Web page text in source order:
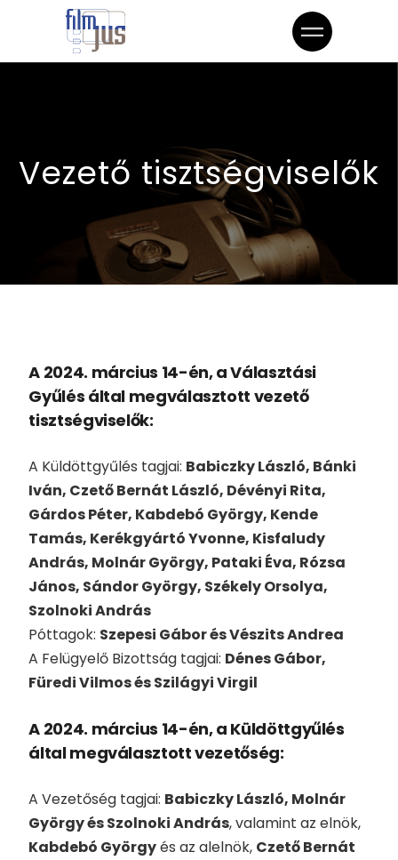
Vezető tisztségviselők
A 2024. március 14-én, a Választási
Gyűlés által megválasztott vezető
tisztségviselők:
A Küldöttgyűlés tagjai: Babiczky László, Bánki
Iván, Czető Bernát László, Dévényi Rita,
Gárdos Péter, Kabdebó György, Kende
Tamás, Kerékgyártó Yvonne, Kisfaludy
András, Molnár György, Pataki Éva, Rózsa
János, Sándor György, Székely Orsolya,
Szolnoki András
Póttagok: Szepesi Gábor és Vészits Andrea
A Felügyelő Bizottság tagjai: Dénes Gábor,
Füredi Vilmos és Szilágyi Virgil
A 2024. március 14-én, a Küldöttgyűlés
által megválasztott vezetőség:
A Vezetőség tagjai: Babiczky László, Molnár
György és Szolnoki András, valamint az elnök,
Kabdebó Györgyés az alelnök, Czető Bernát